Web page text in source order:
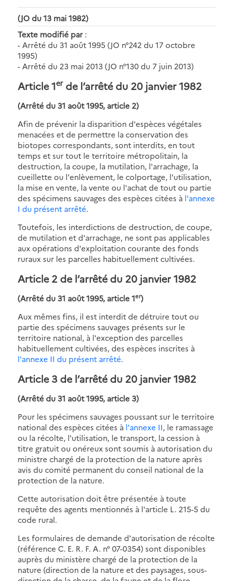
(JO du 13 mai 1982)
Texte modifié par :
- Arrêté du 31 août 1995 (JO n°242 du 17 octobre
1995)
- Arrêté du 23 mai 2013 (JO n°130 du 7 juin 2013)
Article 1er de l’arrêté du 20 janvier 1982
(Arrêté du 31 août 1995, article 2)
Afin de prévenir la disparition d'espèces végétales
menacées et de permettre la conservation des
biotopes correspondants, sont interdits, en tout
temps et sur tout le territoire métropolitain, la
destruction, la coupe, la mutilation, l'arrachage, la
cueillette ou l'enlèvement, le colportage, l'utilisation,
la mise en vente, la vente ou l'achat de tout ou partie
des spécimens sauvages des espèces citées à l'annexe
I du présent arrêté.
Toutefois, les interdictions de destruction, de coupe,
de mutilation et d'arrachage, ne sont pas applicables
aux opérations d'exploitation courante des fonds
ruraux sur les parcelles habituellement cultivées.
Article 2 de l’arrêté du 20 janvier 1982
(Arrêté du 31 août 1995, article 1er)
Aux mêmes fins, il est interdit de détruire tout ou
partie des spécimens sauvages présents sur le
territoire national, à l'exception des parcelles
habituellement cultivées, des espèces inscrites à
l'annexe II du présent arrêté.
Article 3 de l’arrêté du 20 janvier 1982
(Arrêté du 31 août 1995, article 3)
Pour les spécimens sauvages poussant sur le territoire
national des espèces citées à l'annexe II, le ramassage
ou la récolte, l'utilisation, le transport, la cession à
titre gratuit ou onéreux sont soumis à autorisation du
ministre chargé de la protection de la nature après
avis du comité permanent du conseil national de la
protection de la nature.
Cette autorisation doit être présentée à toute
requête des agents mentionnés à l'article L. 215-5 du
code rural.
Les formulaires de demande d'autorisation de récolte
(référence C. E. R. F. A. n° 07-0354) sont disponibles
auprès du ministère chargé de la protection de la
nature (direction de la nature et des paysages, sous-